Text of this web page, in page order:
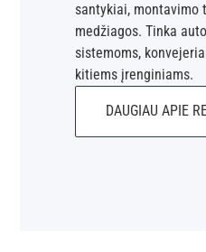
santykiai, montavimo
medžiagos. Tinka
sistemoms,
kitiems įrenginiams.
DAUGIAU APIE